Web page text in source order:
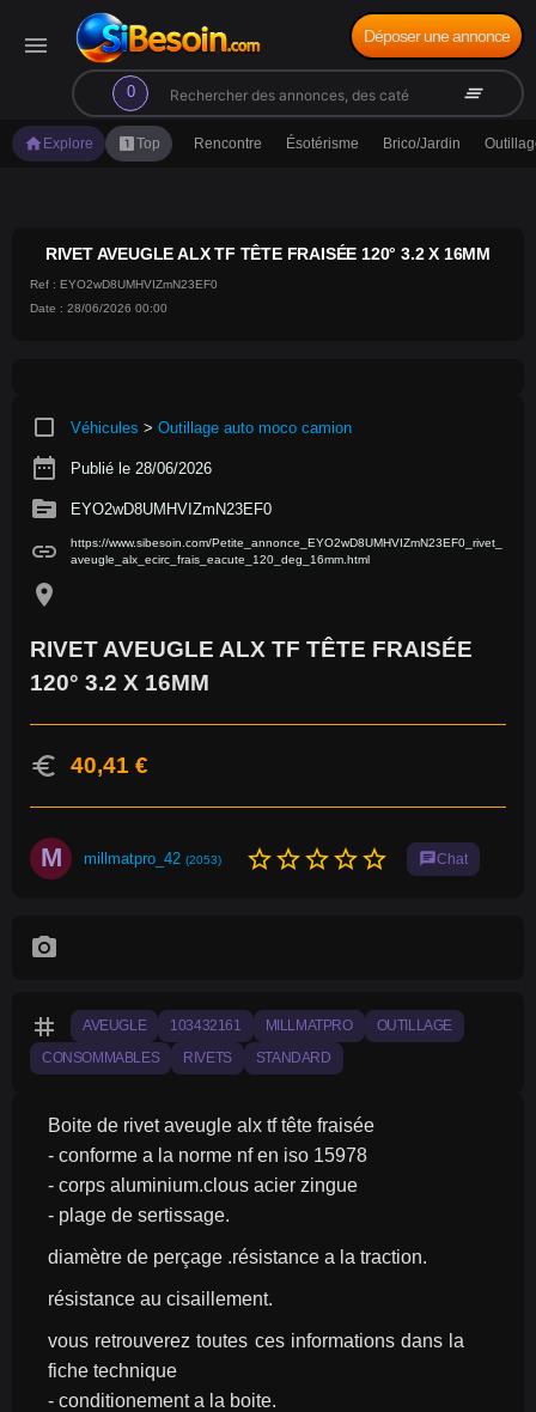
menu
0
search clear_all
Déposer une annonce
home Explore looks_oneTop Rencontre Ésotérisme Brico/Jardin
RIVET AVEUGLE ALX TF TÊTE FRAISÉE 120° 3.2 X 16MM
Ref : EYO2wD8UMHVIZmN23EF0
Date : 28/06/2026 00:00
crop_square Véhicules > Outillage auto moco camion
date_range Publié le 28/06/2026
source EYO2wD8UMHVIZmN23EF0
link
https://www.sibesoin.com/Petite_annonce_EYO2wD8UMHVIZmN23EF0_rivet_
aveugle_alx_ecirc_frais_eacute_120_deg_16mm.html
location_on
RIVET AVEUGLE ALX TF TÊTE FRAISÉE
120° 3.2 X 16MM
euro 40,41 €
M millmatpro_42 (2053) star_borderstar_borderstar_borderstar_borderstar_border chatChat
photo_camera
tag AVEUGLE 103432161 MILLMATPRO OUTILLAGE
CONSOMMABLES RIVETS STANDARD
Boite de rivet aveugle alx tf tête fraisée
- conforme a la norme nf en iso 15978
- corps aluminium.clous acier zingue
- plage de sertissage.
diamètre de perçage .résistance a la traction.
résistance au cisaillement.
vous retrouverez toutes ces informations dans la
fiche technique
- conditionement a la boite.